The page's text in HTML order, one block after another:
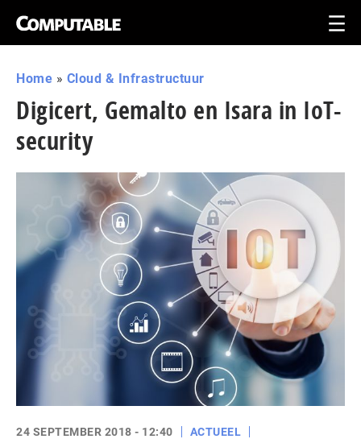
Home » Cloud & Infrastructuur
Digicert, Gemalto en Isara in IoT-
security
24 SEPTEMBER 2018 - 12:40
ACTUEEL